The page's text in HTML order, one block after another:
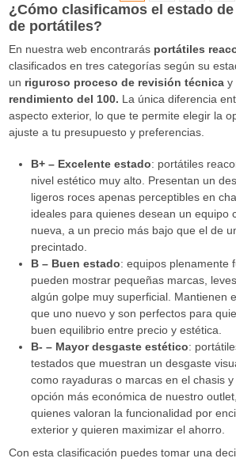
¿Cómo clasificamos el estado
de portátiles?
En nuestra web encontrarás portátiles
clasificados en tres categorías según su
un riguroso proceso de revisión técnica y
rendimiento del 100. La única diferencia
aspecto exterior, lo que te permite elegir la
ajuste a tu presupuesto y preferencias.
B+ – Excelente estado: portátiles
nivel estético muy alto. Presentan un
ligeros roces apenas perceptibles en
ideales para quienes desean un equipo
nueva, a un precio más bajo que el de
precintado.
B – Buen estado: equipos plenamente
pueden mostrar pequeñas marcas,
algún golpe muy superficial. Mantienen
que uno nuevo y son perfectos para
buen equilibrio entre precio y estética.
B- – Mayor desgaste estético:
testados que muestran un desgaste
como rayaduras o marcas en el chasis
opción más económica de nuestro
quienes valoran la funcionalidad por
exterior y quieren maximizar el ahorro.
Con esta clasificación puedes tomar una